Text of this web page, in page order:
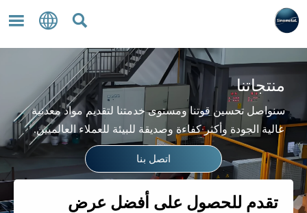



منتجاتنا
سنواصل تحسين قوتنا ومستوى خدمتنا لتقديم مواد معدنية
عالية الجودة وأكثر كفاءة وصديقة للبيئة للعملاء العالميين.
اتصل بنا
تقدم للحصول على أفضل عرض